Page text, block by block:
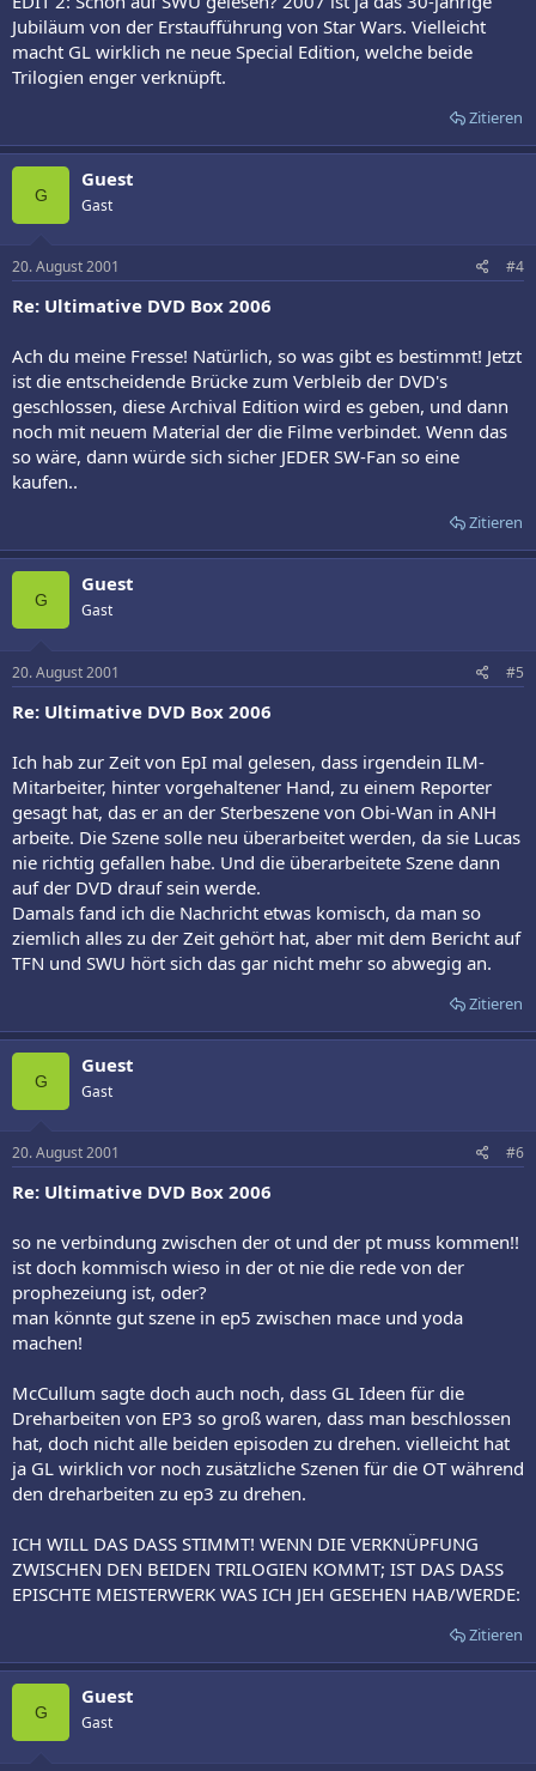
Jubiläum von der Erstaufführung von Star Wars. Vielleicht
macht GL wirklich ne neue Special Edition, welche beide
Trilogien enger verknüpft.
Zitieren
G
Guest
Gast
20. August 2001 #4
Re: Ultimative DVD Box 2006
Ach du meine Fresse! Natürlich, so was gibt es bestimmt! Jetzt
ist die entscheidende Brücke zum Verbleib der DVD's
geschlossen, diese Archival Edition wird es geben, und dann
noch mit neuem Material der die Filme verbindet. Wenn das
so wäre, dann würde sich sicher JEDER SW-Fan so eine
kaufen..
Zitieren
G
Guest
Gast
20. August 2001 #5
Re: Ultimative DVD Box 2006
Ich hab zur Zeit von EpI mal gelesen, dass irgendein ILM-
Mitarbeiter, hinter vorgehaltener Hand, zu einem Reporter
gesagt hat, das er an der Sterbeszene von Obi-Wan in ANH
arbeite. Die Szene solle neu überarbeitet werden, da sie Lucas
nie richtig gefallen habe. Und die überarbeitete Szene dann
auf der DVD drauf sein werde.
Damals fand ich die Nachricht etwas komisch, da man so
ziemlich alles zu der Zeit gehört hat, aber mit dem Bericht auf
TFN und SWU hört sich das gar nicht mehr so abwegig an.
Zitieren
G
Guest
Gast
20. August 2001 #6
Re: Ultimative DVD Box 2006
so ne verbindung zwischen der ot und der pt muss kommen!!
ist doch kommisch wieso in der ot nie die rede von der
prophezeiung ist, oder?
man könnte gut szene in ep5 zwischen mace und yoda
machen!
McCullum sagte doch auch noch, dass GL Ideen für die
Dreharbeiten von EP3 so groß waren, dass man beschlossen
hat, doch nicht alle beiden episoden zu drehen. vielleicht hat
ja GL wirklich vor noch zusätzliche Szenen für die OT während
den dreharbeiten zu ep3 zu drehen.
ICH WILL DAS DASS STIMMT! WENN DIE VERKNÜPFUNG
ZWISCHEN DEN BEIDEN TRILOGIEN KOMMT; IST DAS DASS
EPISCHTE MEISTERWERK WAS ICH JEH GESEHEN HAB/WERDE:
Zitieren
G
Guest
Gast